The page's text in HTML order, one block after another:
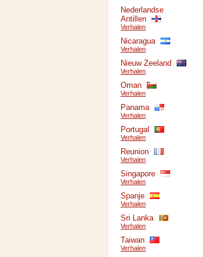
Nederlandse
Antillen
Verhalen
Nicaragua
Verhalen
Nieuw Zeeland
Verhalen
Oman
Verhalen
Panama
Verhalen
Portugal
Verhalen
Reunion
Verhalen
Singapore
Verhalen
Spanje
Verhalen
Sri Lanka
Verhalen
Taiwan
Verhalen